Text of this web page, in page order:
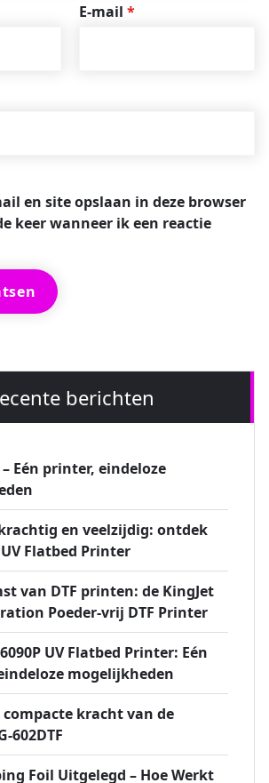
E-mail *
en site opslaan in deze browser
keer wanneer ik een reactie
berichten
Eén printer, eindeloze
en veelzijdig: ontdek
UV Flatbed Printer
van DTF printen: de KingJet
Poeder-vrij DTF Printer
UV Flatbed Printer: Eén
mogelijkheden
compacte kracht van de
602DTF
Foil Uitgelegd – Hoe Werkt